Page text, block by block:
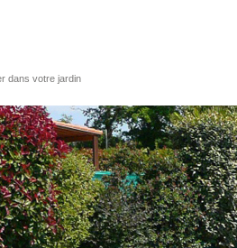
dans votre jardin